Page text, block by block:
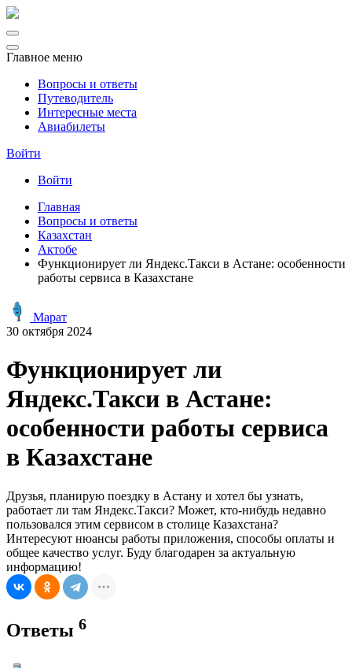
Главное меню
Вопросы и ответы
Путеводитель
Интересные места
Авиабилеты
Войти
Войти
Главная
Вопросы и ответы
Казахстан
Актобе
Функционирует ли Яндекс.Такси в Астане: особенности
работы сервиса в Казахстане
Марат
30 октября 2024
Функционирует ли
Яндекс.Такси в Астане:
особенности работы сервиса
в Казахстане
Друзья, планирую поездку в Астану и хотел бы узнать,
работает ли там Яндекс.Такси? Может, кто-нибудь недавно
пользовался этим сервисом в столице Казахстана?
Интересуют нюансы работы приложения, способы оплаты и
общее качество услуг. Буду благодарен за актуальную
информацию!
Ответы 6